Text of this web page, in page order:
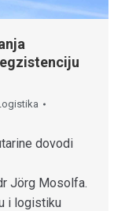
dovodi
Jörg Mosolfa.
i logistiku